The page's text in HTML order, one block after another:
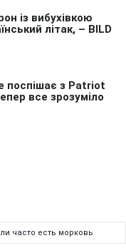
часто есть морковь